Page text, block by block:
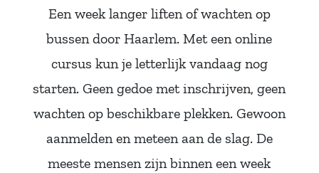
Een week langer liften of wachten op
bussen door Haarlem. Met een online
cursus kun je letterlijk vandaag nog
starten. Geen gedoe met inschrijven, geen
wachten op beschikbare plekken. Gewoon
aanmelden en meteen aan de slag. De
meeste mensen zijn binnen een week